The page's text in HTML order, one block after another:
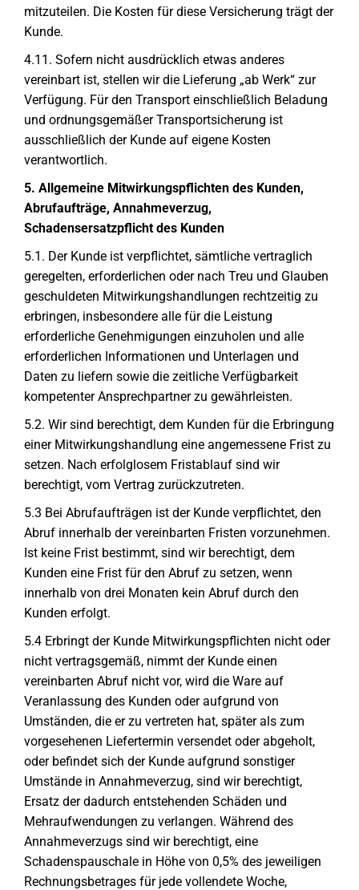
mitzuteilen. Die Kosten für diese Versicherung trägt der
Kunde.
4.11. Sofern nicht ausdrücklich etwas anderes
vereinbart ist, stellen wir die Lieferung „ab Werk“ zur
Verfügung. Für den Transport einschließlich Beladung
und ordnungsgemäßer Transportsicherung ist
ausschließlich der Kunde auf eigene Kosten
verantwortlich.
5. Allgemeine Mitwirkungspflichten des Kunden,
Abrufaufträge, Annahmeverzug,
Schadensersatzpflicht des Kunden
5.1. Der Kunde ist verpflichtet, sämtliche vertraglich
geregelten, erforderlichen oder nach Treu und Glauben
geschuldeten Mitwirkungshandlungen rechtzeitig zu
erbringen, insbesondere alle für die Leistung
erforderliche Genehmigungen einzuholen und alle
erforderlichen Informationen und Unterlagen und
Daten zu liefern sowie die zeitliche Verfügbarkeit
kompetenter Ansprechpartner zu gewährleisten.
5.2. Wir sind berechtigt, dem Kunden für die Erbringung
einer Mitwirkungshandlung eine angemessene Frist zu
setzen. Nach erfolglosem Fristablauf sind wir
berechtigt, vom Vertrag zurückzutreten.
5.3 Bei Abrufaufträgen ist der Kunde verpflichtet, den
Abruf innerhalb der vereinbarten Fristen vorzunehmen.
Ist keine Frist bestimmt, sind wir berechtigt, dem
Kunden eine Frist für den Abruf zu setzen, wenn
innerhalb von drei Monaten kein Abruf durch den
Kunden erfolgt.
5.4 Erbringt der Kunde Mitwirkungspflichten nicht oder
nicht vertragsgemäß, nimmt der Kunde einen
vereinbarten Abruf nicht vor, wird die Ware auf
Veranlassung des Kunden oder aufgrund von
Umständen, die er zu vertreten hat, später als zum
vorgesehenen Liefertermin versendet oder abgeholt,
oder befindet sich der Kunde aufgrund sonstiger
Umstände in Annahmeverzug, sind wir berechtigt,
Ersatz der dadurch entstehenden Schäden und
Mehraufwendungen zu verlangen. Während des
Annahmeverzugs sind wir berechtigt, eine
Schadenspauschale in Höhe von 0,5% des jeweiligen
Rechnungsbetrages für jede vollendete Woche,